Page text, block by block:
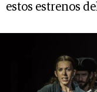
estos estrenos